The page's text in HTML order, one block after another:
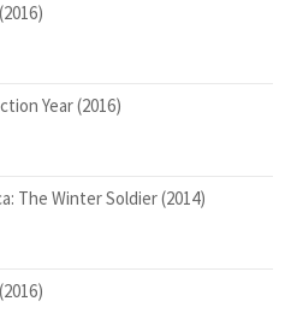
Year (2016)
The Winter Soldier (2014)